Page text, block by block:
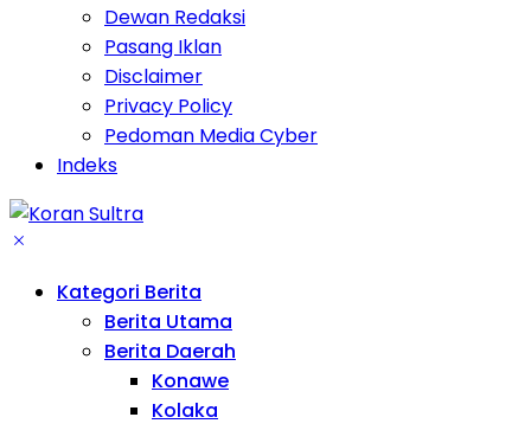
Dewan Redaksi
Pasang Iklan
Disclaimer
Privacy Policy
Pedoman Media Cyber
Indeks
Kategori Berita
Berita Utama
Berita Daerah
Konawe
Kolaka